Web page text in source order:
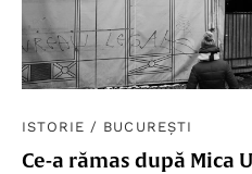
ISTORIE / BUCUREȘTI
Ce-a rămas după Mica